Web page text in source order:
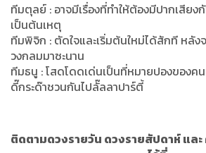
ทีมตุลย์ : อาจมีเรื่องที่ทำให้ต้องมีปากเสียง
เป็นต้นเหตุ
ทีมพิจิก : ตัดใจและเริ่มต้นใหม่ได้สักที หลัง
วงกลมมาซะนาน
ทีมธนู : โสดโดดเด่นเป็นที่หมายปองของค
ดี๊กระด๊าชวนกันไปลั๊ลลาปาร์ตี้
ติดตามดวงรายวัน ดวงรายสัปดาห์ แล